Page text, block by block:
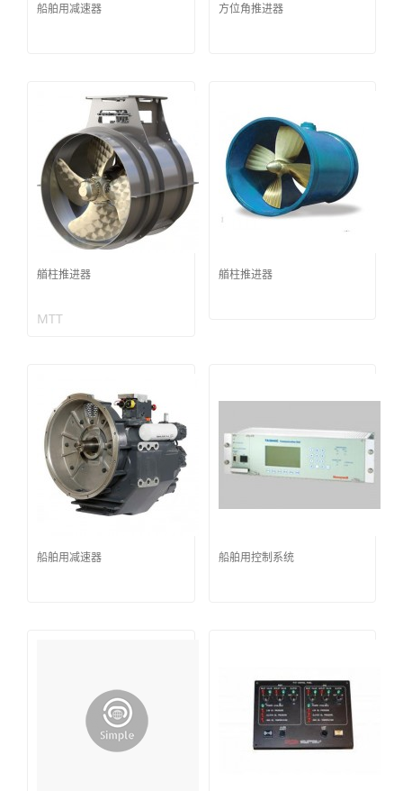
船舶用减速器 方位角推进器
艏柱推进器
MTT
艏柱推进器
船舶用减速器 船舶用控制系统